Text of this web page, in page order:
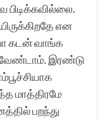
பிடிக்கவில்லை.
என
கடன் வாங்க
வேண்டாம். இரண்டு
மாத்திரமே
பறந்து
சேவை
படுவது